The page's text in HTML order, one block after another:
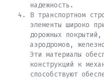
надежность.
В транспортном
элементы широко
дорожных
аэродромов,
Эти материалы
конструкций к
способствуют